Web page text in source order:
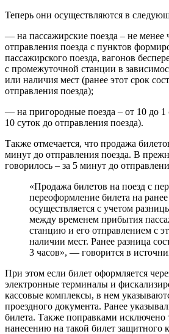
Теперь они осуществляются в
— на пассажирские поезда – не менее
отправления поезда с пунктов
пассажирского поезда, вагонов
с промежуточной станции в
или наличия мест (ранее этот срок
отправления поезда);
— на пригородные поезда – от 10 до 1
10 суток до отправления поезда).
Также отмечается, что продажа
минут до отправления поезда. В
говорилось – за 5 минут до
«Продажа билетов на поезд с
переоформление билета на
осуществляется с учетом
между временем прибытия
станцию и его отправлением с
наличии мест. Ранее разница
3 часов», — говорится в
При этом если билет оформляется
электронные терминалы и
кассовые комплексы, в нем
проездного документа. Ранее
билета. Также поправками исключено
нанесению на такой билет защитного